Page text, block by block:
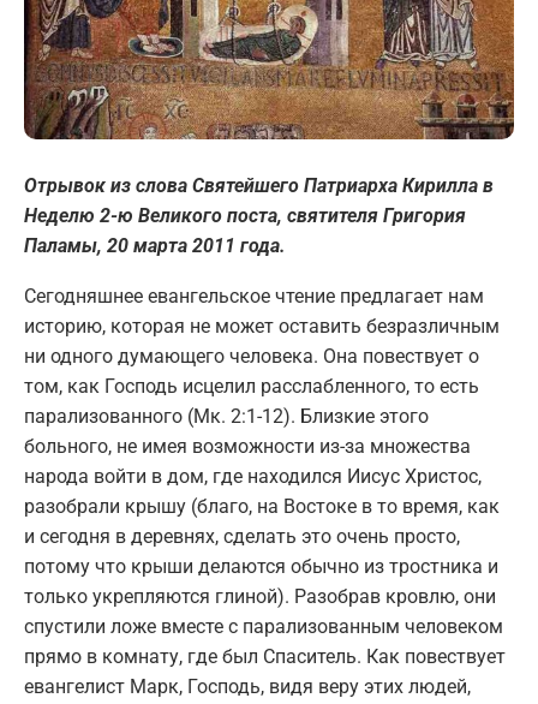
Отрывок из слова Святейшего Патриарха Кирилла в
Неделю 2-ю Великого поста, святителя Григория
Паламы, 20 марта 2011 года.
Сегодняшнее евангельское чтение предлагает нам
историю, которая не может оставить безразличным
ни одного думающего человека. Она повествует о
том, как Господь исцелил расслабленного, то есть
парализованного (Мк. 2:1-12). Близкие этого
больного, не имея возможности из-за множества
народа войти в дом, где находился Иисус Христос,
разобрали крышу (благо, на Востоке в то время, как
и сегодня в деревнях, сделать это очень просто,
потому что крыши делаются обычно из тростника и
только укрепляются глиной). Разобрав кровлю, они
спустили ложе вместе с парализованным человеком
прямо в комнату, где был Спаситель. Как повествует
евангелист Марк, Господь, видя веру этих людей,